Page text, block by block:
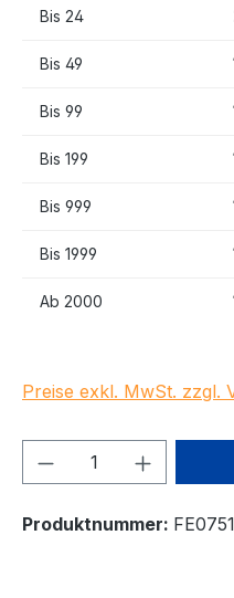
Bis 24
Bis 49
Bis 99
Bis 199
Bis 999
Bis 1999
Ab 2000
Preise exkl. MwSt. zzgl.
Produkt Anzahl:
Produktnummer: